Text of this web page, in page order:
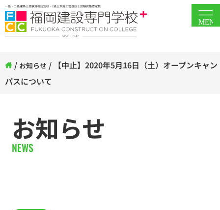
一級・二級建築士受験資格認定校・1級土木施工管理技士受験資格認定校
MENU
/ お知らせ / 【中止】2020年5月16日（土）オープンキャン
パスについて
お知らせ
NEWS